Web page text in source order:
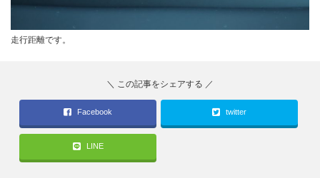
走行距離です。
Facebook twitter
LINE